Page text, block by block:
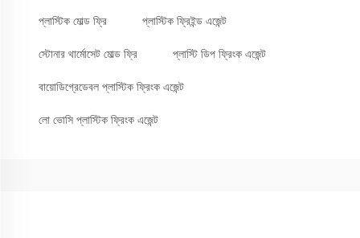
প্লাস্টিক মোল্ড ফ্রি প্লাস্টিক ফ্রিইন্ড এজেন্ট
স্টোনার থার্মোসেট মোল্ড ফ্রি প্লাস্টি ডিপ ফ্রিংক এজেন্ট
বায়োডিগ্রেডেবল প্লাস্টিক ফ্রিংক এজেন্ট
লো ভোসি প্লাস্টিক ফ্রিংক এজেন্ট